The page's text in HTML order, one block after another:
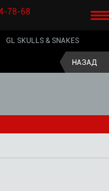
78-68
GL SKULLS & SNAKES
НАЗАД